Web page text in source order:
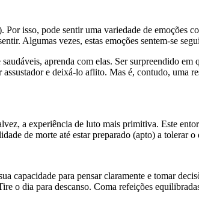
isso, pode sentir uma variedade de emoções
Algumas vezes, estas emoções sentem-se
aprenda com elas. Ser surpreendido
e deixá-lo aflito. Mas é, contudo, uma
a experiência de luto mais primitiva. Este
de morte até estar preparado (apto) a tolerar o
capacidade para pensar claramente e tomar
o dia para descanso. Coma refeições